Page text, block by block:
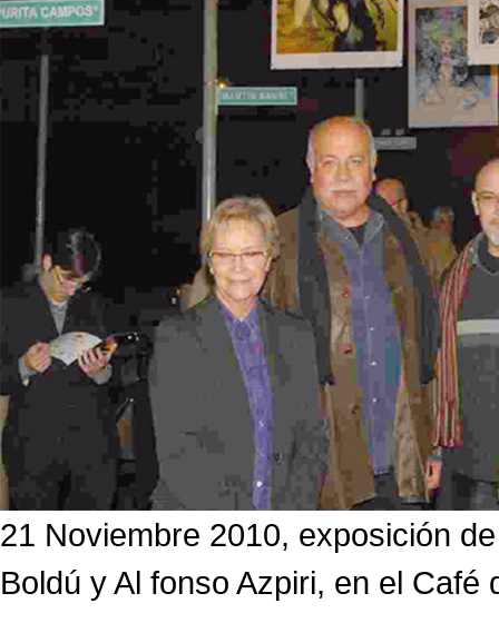
21 Noviembre 2010, exposición
Boldú y Al fonso Azpiri, en el Café